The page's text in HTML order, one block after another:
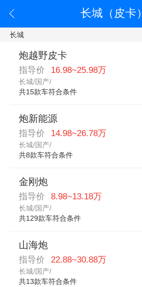
长城（皮卡）
长城
炮越野皮卡
指导价 16.98~25.98万
长城/国产/
共15款车符合条件
炮新能源
指导价 14.98~26.78万
长城/国产/
共8款车符合条件
金刚炮
指导价 8.98~13.18万
长城/国产/
共129款车符合条件
山海炮
指导价 22.88~30.88万
长城/国产/
共13款车符合条件